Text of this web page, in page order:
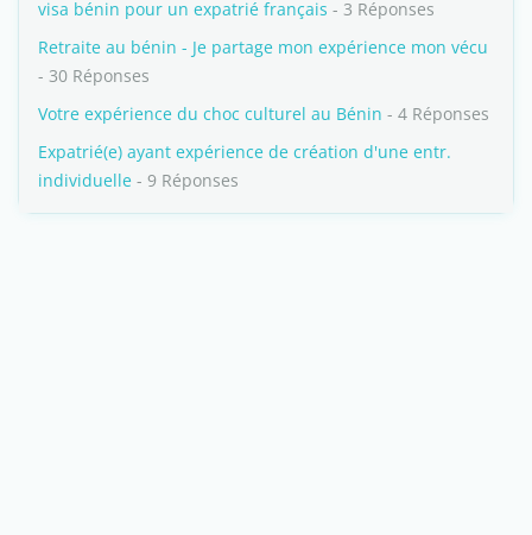
visa bénin pour un expatrié français - 3 Réponses
Retraite au bénin - Je partage mon expérience mon vécu
- 30 Réponses
Votre expérience du choc culturel au Bénin - 4 Réponses
Expatrié(e) ayant expérience de création d'une entr.
individuelle - 9 Réponses